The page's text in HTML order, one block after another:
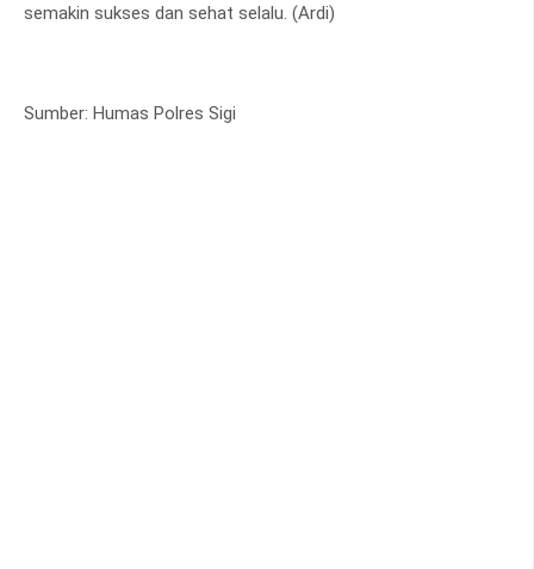
semakin sukses dan sehat selalu. (Ardi)
Sumber: Humas Polres Sigi